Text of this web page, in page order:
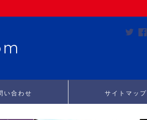
い合わせ サイトマップ